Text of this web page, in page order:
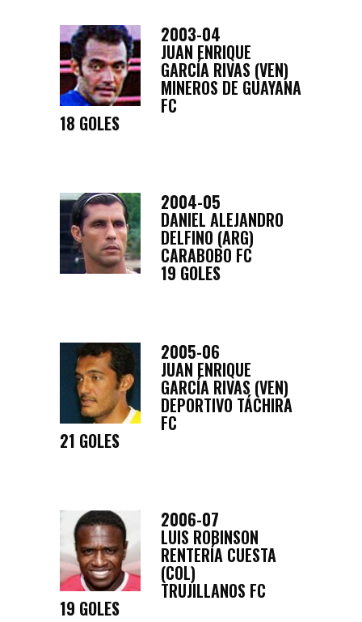
2003-04
JUAN ENRIQUE
GARCÍA RIVAS (VEN)
MINEROS DE GUAYANA
FC
18 GOLES
2004-05
DANIEL ALEJANDRO
DELFINO (ARG)
CARABOBO FC
19 GOLES
2005-06
JUAN ENRIQUE
GARCÍA RIVAS (VEN)
DEPORTIVO TÁCHIRA
FC
21 GOLES
2006-07
LUIS ROBINSON
RENTERÍA CUESTA
(COL)
TRUJILLANOS FC
19 GOLES